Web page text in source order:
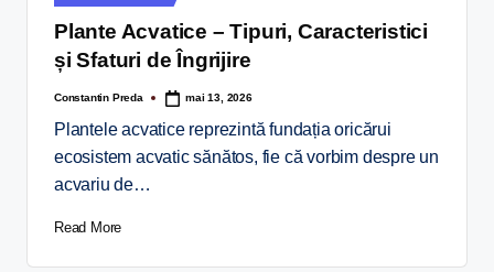
Plante Acvatice – Tipuri, Caracteristici
și Sfaturi de Îngrijire
Constantin Preda mai 13, 2026
Plantele acvatice reprezintă fundația oricărui
ecosistem acvatic sănătos, fie că vorbim despre un
acvariu de…
Read More